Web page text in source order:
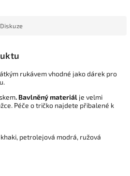
Diskuze
rukávem vhodné jako dárek pro
. Bavlněný materiál je velmi
Péče o tričko najdete přibalené k
petrolejová modrá, ružová